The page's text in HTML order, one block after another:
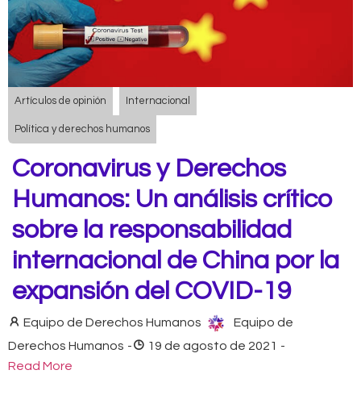
Artículos de opinión Internacional
Política y derechos humanos
Coronavirus y Derechos
Humanos: Un análisis crítico
sobre la responsabilidad
internacional de China por la
expansión del COVID-19
Equipo de Derechos Humanos
Equipo de
Derechos Humanos - 19 de agosto de 2021 -
Read More